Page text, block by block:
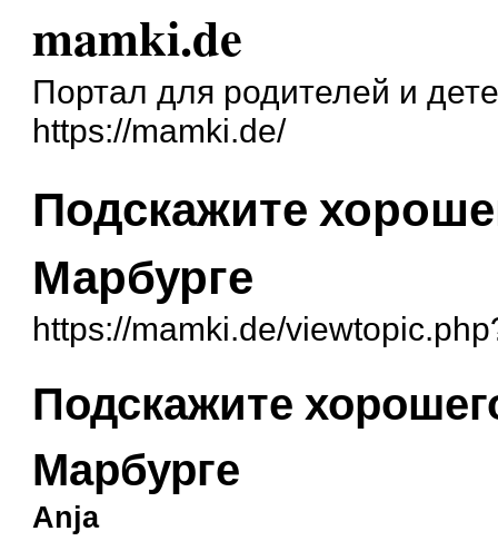
mamki.de
Портал для родителей и
https://mamki.de/
Подскажите
Марбурге
https://mamki.de/
Подскажите
Марбурге
Anja